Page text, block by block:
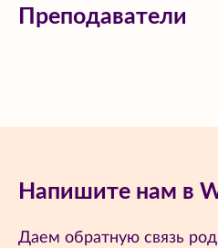
Преподаватели
Напишите нам в
Даем обратную связь